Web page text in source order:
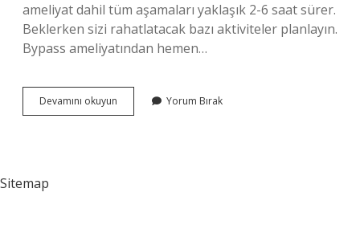
ameliyat dahil tüm aşamaları yaklaşık 2-6 saat sürer.
Beklerken sizi rahatlatacak bazı aktiviteler planlayın.
Bypass ameliyatından hemen…
Devamını okuyun
Ameliyatı
Yorum Bırak
Sitemap